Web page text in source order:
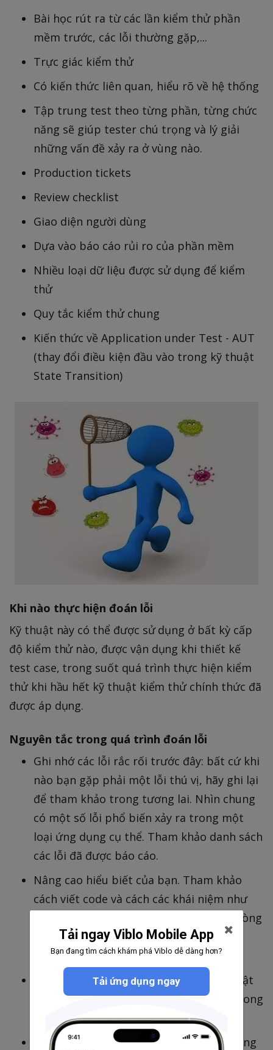
Bài học rút ra từ các lần kiểm thử phần
mềm trước, các lỗi thường gặp,...
Trực giác kiểm thử
Có kiến thức liên quan, hiểu rõ về hệ thống
Tập trung test theo từng phần, từng chức
năng sẽ giúp tester chú trọng và lý giải
những vấn đề xảy ra ở vùng nào.
Production tickets
Review checklist
Giao diện người dùng
Dựa vào báo cáo rủi ro của phần mềm
Nhiều loại dữ liệu được sử dụng để kiểm
thử
Quy tắc kiểm thử chung
Kiến thức về Application under Test - AUT
(thay đổi điều kiện đầu vào trong kỹ thuật
State Transition)
Khi nào thực hiện đoán lỗi
Kỹ thuật này có thể được sử dụng ở bất kỳ cấp
độ kiểm thử nào, được vận dụng khi thiết kế
test case, trong suốt quá trình thực hiện kiểm
thử khi hầu hết kỹ thuật kiểm thử chính thức đã
được áp dụng.
Nguyên tắc trong quá trình đoán lỗi
Ghi nhớ các lỗi rắc rối trước đây: bất cứ khi
nào bạn gặp phải một lỗi thú vị, hãy ghi lại
để tham khảo trong tương lai. Nhìn chung
có một số lỗi phổ biến xảy ra trong một
loại ứng dụng cụ thể. Tham khảo danh sách
các lỗi đã được báo cáo.
Nâng cao hiểu biết của bạn. Tham khảo
cách viết code và cách các khái niệm như
con trỏ null, mảng, chỉ mục, ranh giới, vòng
lặp, v.v. được triển khai trong các dòng
code.
Có được kiến thức về môi trường kỹ thuật
(máy chủ, hệ điều hành, cơ sở dữ liệu) trong
đó ứng dụng được lưu trữ.
Chỉ ra được những điểm chưa hợp lý trong
Tải ngay Viblo Mobile App
Bạn đang tìm cách khám phá Viblo dễ dàng hơn?
Tải ứng dụng ngay